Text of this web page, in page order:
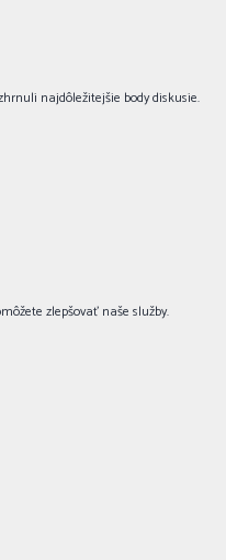
najdôležitejšie body diskusie.
zlepšovať naše služby.